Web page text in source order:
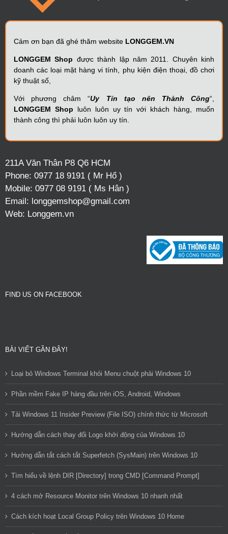
Cảm ơn bạn đã ghé thăm website LONGGEM.VN
LONGGEM Shop được thành lập năm 2011. Chuyên kinh
doanh các loại mặt hàng vi tính, phụ kiện điện thoại, đồ chơi
kỹ thuật số,
Với phương châm “Uy Tín tạo nên Thành Công“,
LONGGEM Shop luôn luôn uy tín với khách hàng, muốn
thành công thì phải luôn luôn uy tín.
211A Văn Thân P8 Q6 HCM
Phone: 0977 18 9191 ( Mr Hổ )
Mobile: 0977 08 9191 ( Ms Hân )
Email: longgemshop@gmail.com
Web: Longgem.vn
FIND US ON FACEBOOK
BÀI VIẾT GẦN ĐÂY!
Loại bỏ Windows Terminal khỏi Menu chuột phải Windows 10
Phần mềm Fake IP hàng đầu trên iOS, Android, Windows
Tải Windows 11 Insider Preview (File ISO) chính thức từ Microsoft
Hướng dẫn cách thay đổi Logo khởi động của Windows 10
Hướng dẫn tắt cách tắt Superfetch (SysMain) trên Windows 10
Tìm hiểu về lệnh DIR [Directory] trong CMD [Command Prompt]
4 cách mở Resource Monitor trên Windows 10 nhanh nhất
Cách kích hoạt Local Group Policy trên Windows 10 Home